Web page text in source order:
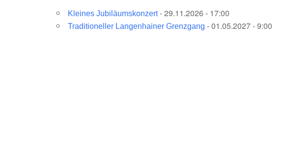
Kleines Jubiläumskonzert- 29.11.2026 - 17:00
Traditioneller Langenhainer Grenzgang - 01.05.2027 - 9:00